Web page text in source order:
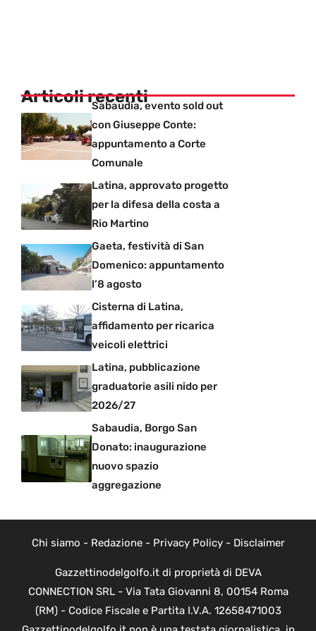
Articoli recentiSabaudia, evento sold out
con Giuseppe Conte:
appuntamento a Corte
Comunale
Latina, approvato progetto
per la difesa della costa a
Rio Martino
Gaeta, festività di San
Domenico: appuntamento
l’8 agosto
Cisterna di Latina,
affidamento per ricarica
veicoli elettrici
Latina, pubblicazione
graduatorie asili nido per
2026/27
Sabaudia, Borgo San
Donato: inaugurazione
nuovo spazio
aggregazione
Chi siamo - Redazione- Privacy Policy- Disclaimer
Gazzettinodelgolfo.it di proprietà di DEVA
CONNECTION SRL - Via Tata Giovanni 8, 00154 Roma
(RM) - Codice Fiscale e Partita I.V.A. 12658471003